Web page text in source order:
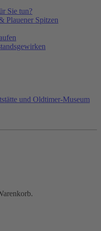
Sie tun?
Plauener Spitzen
und Oldtimer-Museum